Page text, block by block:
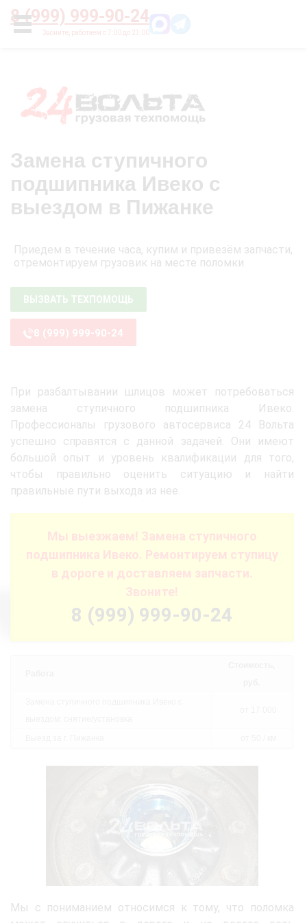
8 (999) 999-90-24
УСЛУГИ
Главная О нас Цены
Замена ступичного
подшипника Ивеко с
выездом в Пижанке
Приедем в течение часа, купим и привезём запчасти,
отремонтируем грузовик на месте поломки
ВЫЗВАТЬ ТЕХПОМОЩЬ
8 (999) 999-90-24
При разбалтывании шлицов может потребоваться
замена ступичного подшипника Ивеко.
Профессионалы грузового автосервиса 24 Вольта
успешно справятся с данной задачей. Они имеют
большой опыт и уровень квалификации для того,
чтобы правильно оценить ситуацию и найти
правильные пути выхода из нее.
Мы выезжаем! Замена ступичного
подшипника Ивеко. Ремонтируем ступицу
в дороге и доставляем запчасти.
Звоните!
8 (999) 999-90-24
Мы с пониманием относимся к тому, что поломка